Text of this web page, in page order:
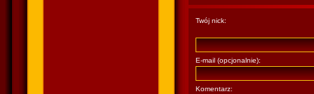
Twój nick:
E-mail (opcjonalnie):
Komentarz: